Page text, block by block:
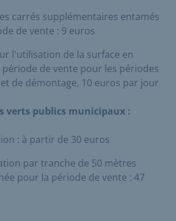
carrés supplémentaires entamés
de vente : 9 euros
l'utilisation de la surface en
de vente pour les périodes
de démontage, 10 euros par jour
verts publics municipaux :
: à partir de 30 euros
par tranche de 50 mètres
pour la période de vente : 47